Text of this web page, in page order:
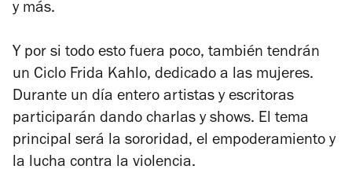
y más.
Y por si todo esto fuera poco, también tendrán
un Ciclo Frida Kahlo, dedicado a las mujeres.
Durante un día entero artistas y escritoras
participarán dando charlas y shows. El tema
principal será la sororidad, el empoderamiento y
la lucha contra la violencia.